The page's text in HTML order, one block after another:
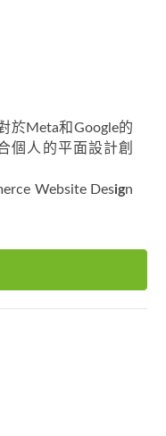
於Meta和Google的
個人的平面設計創
Website Design